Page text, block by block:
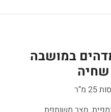
במושבה
שחיה